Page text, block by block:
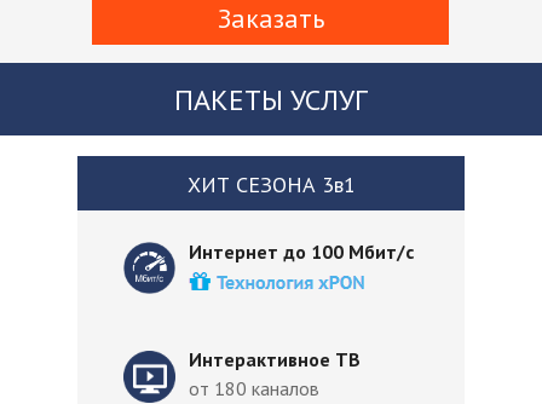
ПАКЕТЫ УСЛУГ
Заказать
Интернет до 100 Мбит/с
Интерактивное ТВ
от 180 каналов
ХИТ СЕЗОНА 3в1